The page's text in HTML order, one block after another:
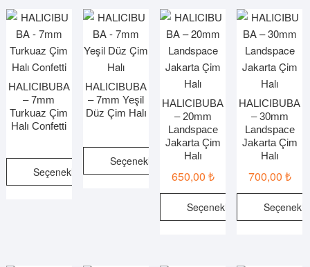
varyasyonu
var.
Seçenekler
ürün
sayfasından
seçilebilir
varyasyonu
var.
Seçenekler
ürün
sayfasından
seçilebilir
fazla
varyasyonu
var.
Seçenekler
ürün
sayfasından
seçilebilir
var.
ürün
seçilebilir
HALICIBUBA
– 7mm
Turkuaz Çim
Halı Confetti
Seçenekler
HALICIBUBA
– 7mm Yeşil
Düz Çim Halı
Seçenekler
HALICIBUBA
– 20mm
Landspace
Jakarta Çim
Halı
650,00 ₺
Seçenekler
HALICIBUBA
– 30mm
Landspace
Jakarta Çim
Halı
700,00 ₺